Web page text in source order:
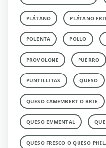
PLÁTANO PLÁTANO
POLENTA POLLO
PROVOLONE PUERRO
PUNTILLITAS QUESO
QUESO CAMEMBERT O BRIE
QUESO EMMENTAL
QUESO FRESCO O QUESO